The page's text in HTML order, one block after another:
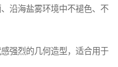
沿海盐雾环境中不褪色、不
强烈的几何造型，适合用于